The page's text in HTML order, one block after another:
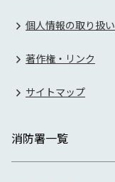
個人情報の取り扱い
著作権・リンク
サイトマップ
消防署一覧